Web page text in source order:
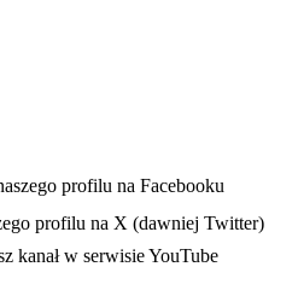
w nowej karcieprofilu na Facebooku
profilu na X (dawniej Twitter)
w nowej karcie
kanał w serwisie YouTube